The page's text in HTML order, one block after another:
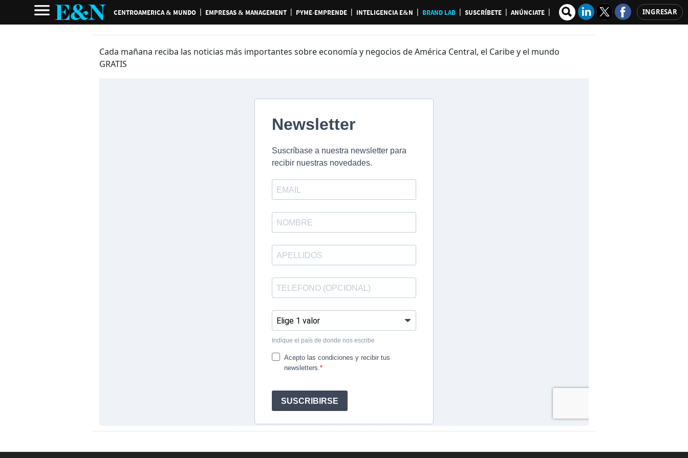
CENTROAMERICA & MUNDO EMPRESAS & MANAGEMENT PYME-EMPRENDE INTELIGENCIA E&N BRAND LAB SUSCRÍBETE ANÚNCIATE INGRESAR
Cada mañana reciba las noticias más importantes sobre economía y negocios de América Central, el Caribe y el mundo
GRATIS